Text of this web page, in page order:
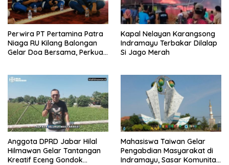
Perwira PT Pertamina Patra
Niaga RU Kilang Balongan
Gelar Doa Bersama, Perkuat
Kapal Nelayan Karangsong
Indramayu Terbakar Dilalap
Si Jago Merah
Anggota DPRD Jabar Hilal
Hilmawan Gelar Tantangan
Kreatif Eceng Gondok
Mahasiswa Taiwan Gelar
Pengabdian Masyarakat di
Indramayu, Sasar Komunitas